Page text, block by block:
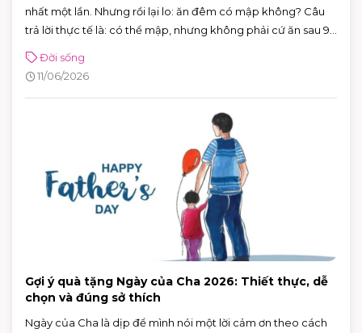
nhất một lần. Nhưng rồi lại lo: ăn đêm có mập không? Câu
trả lời thực tế là: có thể mập, nhưng không phải cứ ăn sau 9
Đời sống
11/06/2026
Gợi ý quà tặng Ngày của Cha 2026: Thiết thực, dễ
chọn và đúng sở thích
Ngày của Cha là dịp để mình nói một lời cảm ơn theo cách